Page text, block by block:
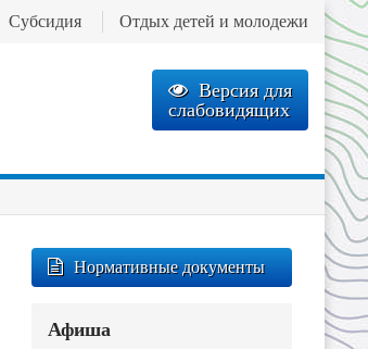
Версия для
слабовидящих
Субсидия Отдых детей и молодежи
Нормативные документы
Афиша